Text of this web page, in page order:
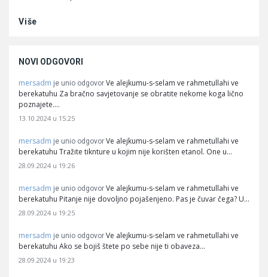
Više
NOVI ODGOVORI
mersadm je unio odgovor Ve alejkumu-s-selam ve rahmetullahi ve
berekatuhu Za bračno savjetovanje se obratite nekome koga lično
poznajete.…
13.10.2024 u 15:25
mersadm je unio odgovor Ve alejkumu-s-selam ve rahmetullahi ve
berekatuhu Tražite tiknture u kojim nije korišten etanol. One u…
28.09.2024 u 19:26
mersadm je unio odgovor Ve alejkumu-s-selam ve rahmetullahi ve
berekatuhu Pitanje nije dovoljno pojašenjeno. Pas je čuvar čega? U…
28.09.2024 u 19:25
mersadm je unio odgovor Ve alejkumu-s-selam ve rahmetullahi ve
berekatuhu Ako se bojiš štete po sebe nije ti obaveza…
28.09.2024 u 19:23